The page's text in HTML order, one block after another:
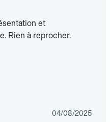
et
Rien à reprocher.
04/08/2025